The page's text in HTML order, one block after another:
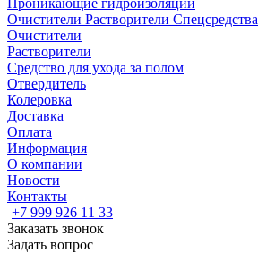
Проникающие гидроизоляции
Очистители Растворители Спецсредства
Очистители
Растворители
Средство для ухода за полом
Отвердитель
Колеровка
Доставка
Оплата
Информация
О компании
Новости
Контакты
+7 999 926 11 33
Заказать звонок
Задать вопрос